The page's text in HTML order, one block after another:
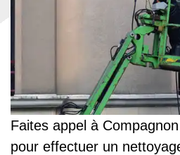
Faites appel à
pour effectuer un